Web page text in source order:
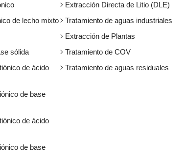
de lecho mixto
sólida
de ácido
de base
de ácido
de base
Extracción Directa de Litio (DLE)
Tratamiento de aguas industriales
Extracción de Plantas
Tratamiento de COV
Tratamiento de aguas residuales